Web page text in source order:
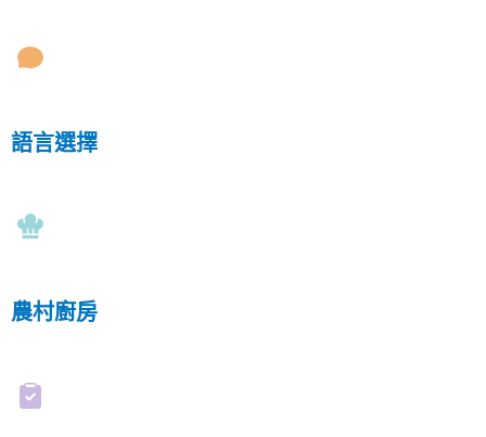
語言選擇
農村廚房